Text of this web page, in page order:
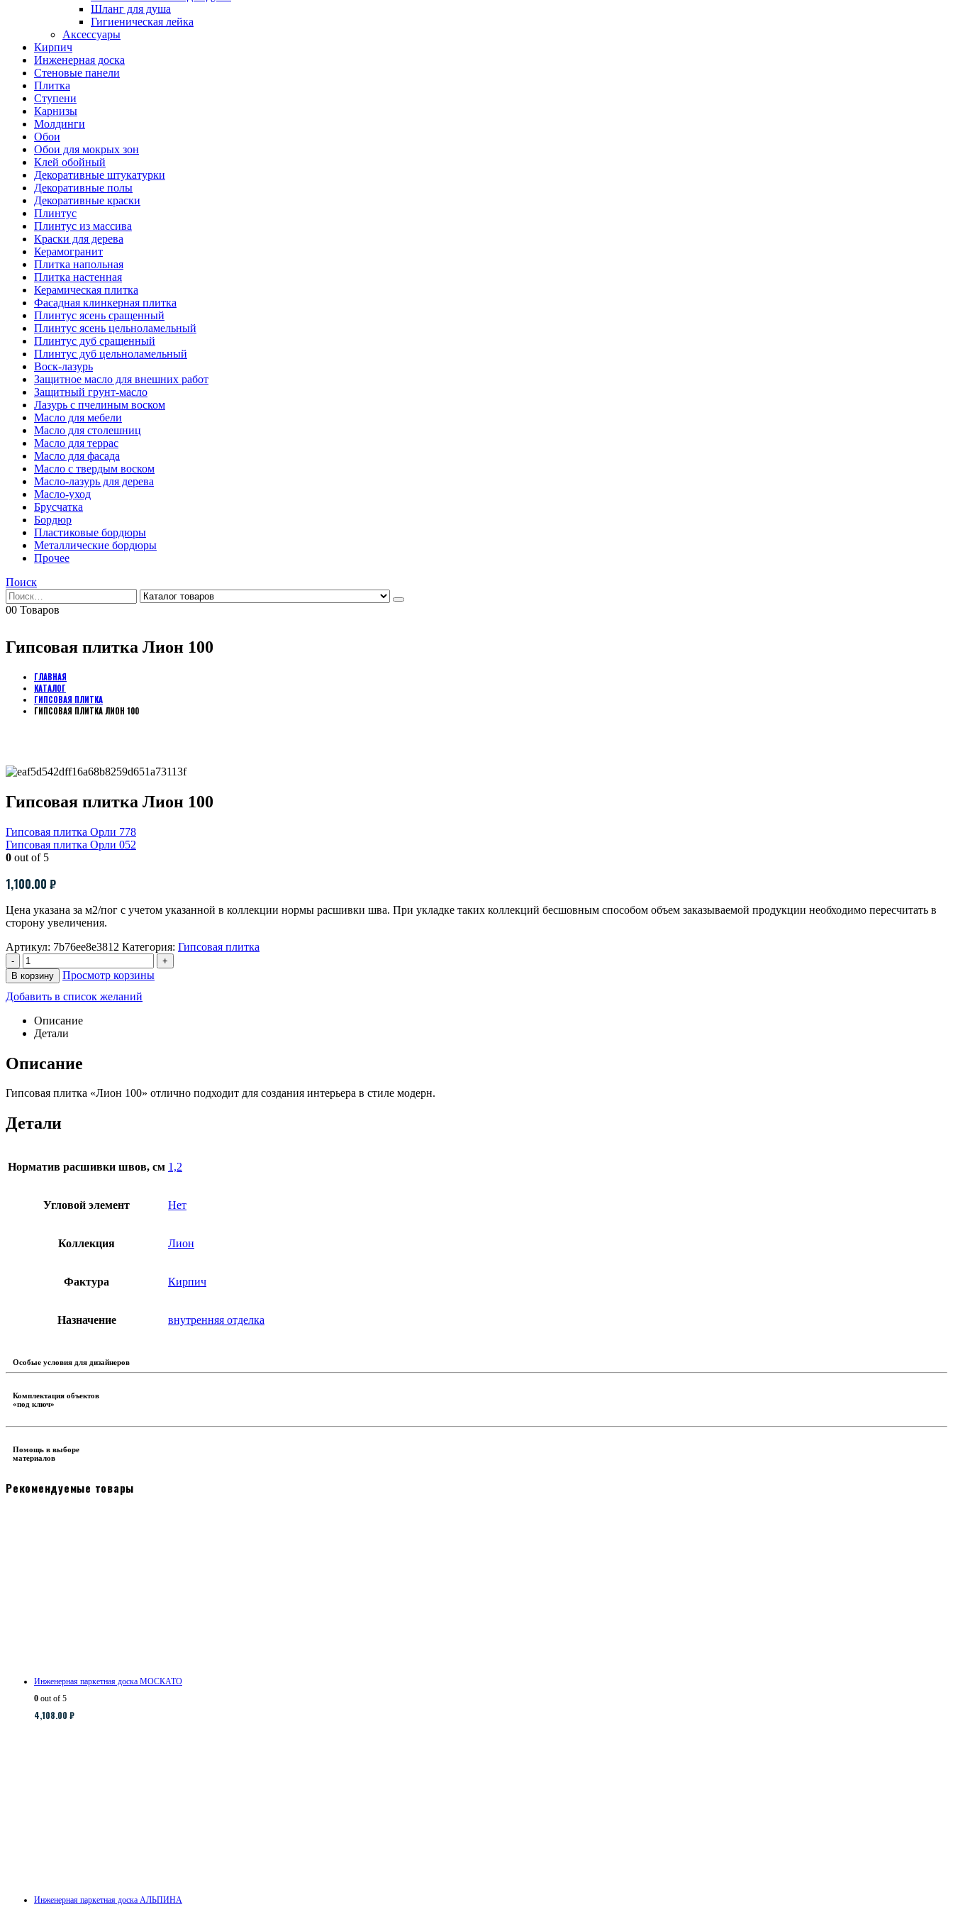
Шланг для душа
Гигиеническая лейка
Аксессуары
Кирпич
Инженерная доска
Стеновые панели
Плитка
Ступени
Карнизы
Молдинги
Обои
Обои для мокрых зон
Клей обойный
Декоративные штукатурки
Декоративные полы
Декоративные краски
Плинтус
Плинтус из массива
Краски для дерева
Керамогранит
Плитка напольная
Плитка настенная
Керамическая плитка
Фасадная клинкерная плитка
Плинтус ясень сращенный
Плинтус ясень цельноламельный
Плинтус дуб сращенный
Плинтус дуб цельноламельный
Воск-лазурь
Защитное масло для внешних работ
Защитный грунт-масло
Лазурь с пчелиным воском
Масло для мебели
Масло для столешниц
Масло для террас
Масло для фасада
Масло с твердым воском
Масло-лазурь для дерева
Масло-уход
Брусчатка
Бордюр
Пластиковые бордюры
Металлические бордюры
Прочее
Поиск
00 Товаров
Гипсовая плитка Лион 100
ГЛАВНАЯ
КАТАЛОГ
ГИПСОВАЯ ПЛИТКА
ГИПСОВАЯ ПЛИТКА ЛИОН 100
Гипсовая плитка Лион 100
Гипсовая плитка Орли 778
Гипсовая плитка Орли 052
0 out of 5
1,100.00 ₽
Цена указана за м2/пог с учетом указанной в коллекции нормы расшивки шва. При укладке таких коллекций бесшовным способом объем заказываемой продукции необходимо пересчитать в
сторону увеличения.
Артикул: 7b76ee8e3812 Категория: Гипсовая плитка
-
+
В корзину
Просмотр корзины
Добавить в список желаний
Описание
Детали
Описание
Гипсовая плитка «Лион 100» отлично подходит для создания интерьера в стиле модерн.
Детали
Норматив расшивки швов, см 1,2
Угловой элемент Нет
Коллекция Лион
Фактура Кирпич
Назначение внутренняя отделка
Особые условия для дизайнеров
Комплектация объектов
«под ключ»
Помощь в выборе
материалов
Рекомендуемые товары
Инженерная паркетная доска МОСКАТО
0 out of 5
4,108.00 ₽
Инженерная паркетная доска АЛЬПИНА